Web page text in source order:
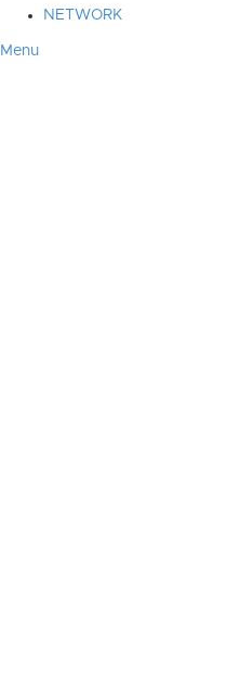
NETWORK
Menu